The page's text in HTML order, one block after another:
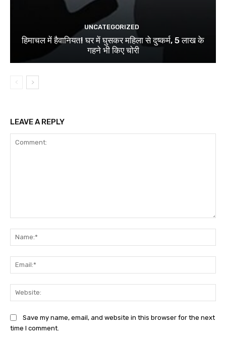
UNCATEGORIZED
हिमाचल में हैवानियत! घर में घुसकर महिला से दुष्कर्म, 5 लाख के
गहने भी किए चोरी
LEAVE A REPLY
Save my name, email, and website in this browser for the next
time I comment.